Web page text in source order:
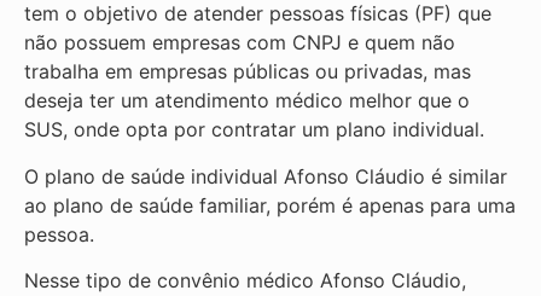
tem o objetivo de atender pessoas físicas (PF) que
não possuem empresas com CNPJ e quem não
trabalha em empresas públicas ou privadas, mas
deseja ter um atendimento médico melhor que o
SUS, onde opta por contratar um plano individual.
O plano de saúde individual Afonso Cláudio é similar
ao plano de saúde familiar, porém é apenas para uma
pessoa.
Nesse tipo de convênio médico Afonso Cláudio,